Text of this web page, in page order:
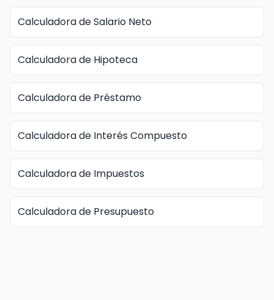
Calculadora de Salario Neto
Calculadora de Hipoteca
Calculadora de Préstamo
Calculadora de Interés Compuesto
Calculadora de Impuestos
Calculadora de Presupuesto